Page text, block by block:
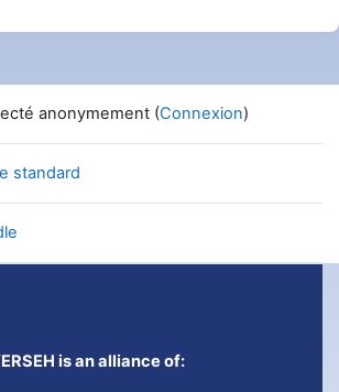
anonymement (Connexion)
standard
is an alliance of: